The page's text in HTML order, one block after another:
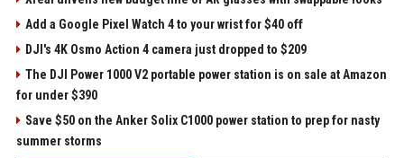
Add a Google Pixel Watch 4 to your wrist for $40 off
DJI's 4K Osmo Action 4 camera just dropped to $209
The DJI Power 1000 V2 portable power station is on sale at Amazon
for under $390
Save $50 on the Anker Solix C1000 power station to prep for nasty
summer storms